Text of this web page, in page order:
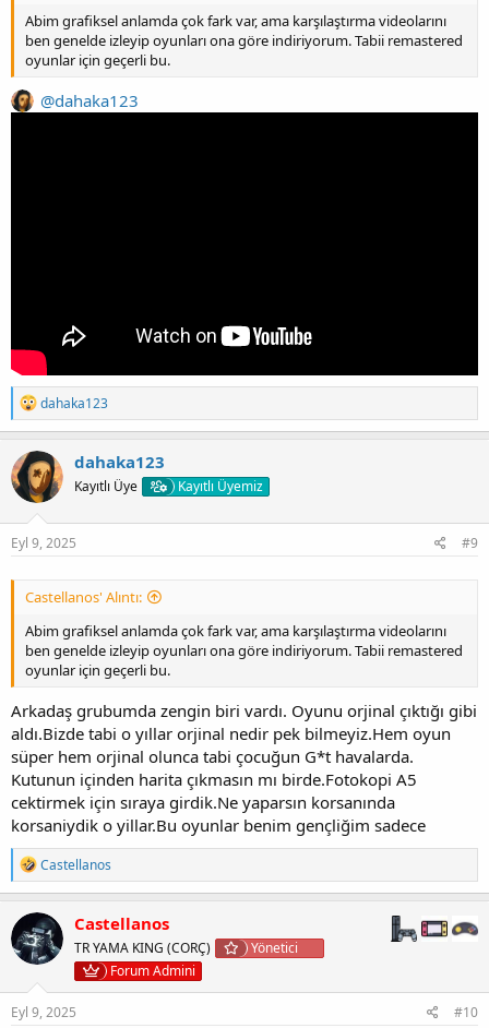
Abim grafiksel anlamda çok fark var, ama karşılaştırma videolarını
ben genelde izleyip oyunları ona göre indiriyorum. Tabii remastered
oyunlar için geçerli bu.
@dahaka123
T
e
p
k
i
l
e
r
dahaka123
dahaka123
Kayıtlı Üye Kayıtlı Üyemiz
Eyl 9, 2025 #9
Castellanos' Alıntı:
Abim grafiksel anlamda çok fark var, ama karşılaştırma videolarını
ben genelde izleyip oyunları ona göre indiriyorum. Tabii remastered
oyunlar için geçerli bu.
Arkadaş grubumda zengin biri vardı. Oyunu orjinal çıktığı gibi
aldı.Bizde tabi o yıllar orjinal nedir pek bilmeyiz.Hem oyun
süper hem orjinal olunca tabi çocuğun G*t havalarda.
Kutunun içinden harita çıkmasın mı birde.Fotokopi A5
cektirmek için sıraya girdik.Ne yaparsın korsanında
korsaniydik o yillar.Bu oyunlar benim gençliğim sadece
T
e
p
k
i
l
e
r
Castellanos
Castellanos
TR YAMA KING (CORÇ)
Yönetici
Forum Admini
Eyl 9, 2025 #10